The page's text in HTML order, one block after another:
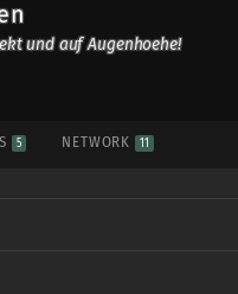
und auf Augenhoehe!
5 NETWORK 11